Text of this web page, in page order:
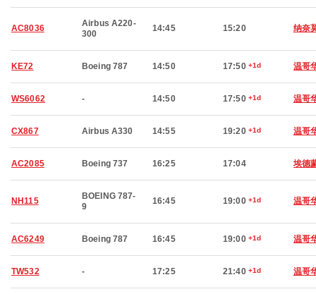
AC8036
Airbus A220-
300
14:45 15:20 纳奈
KE72 Boeing 787 14:50 17:50 +1d 温哥
WS6062 - 14:50 17:50 +1d 温哥
CX867 Airbus A330 14:55 19:20 +1d 温哥
AC2085 Boeing 737 16:25 17:04 埃德
NH115
BOEING 787-
9
16:45 19:00 +1d 温哥
AC6249 Boeing 787 16:45 19:00 +1d 温哥
TW532 - 17:25 21:40 +1d 温哥